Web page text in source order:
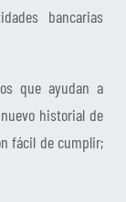
bancarias
que ayudan a
historial de
fácil de cumplir;